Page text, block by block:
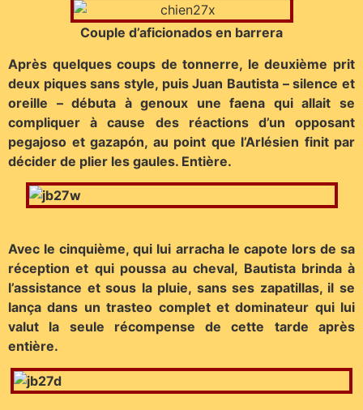
Couple d’aficionados en barrera
Après quelques coups de tonnerre, le deuxième prit
deux piques sans style, puis Juan Bautista – silence et
oreille – débuta à genoux une faena qui allait se
compliquer à cause des réactions d’un opposant
pegajoso et gazapón, au point que l’Arlésien finit par
décider de plier les gaules. Entière.
Avec le cinquième, qui lui arracha le capote lors de sa
réception et qui poussa au cheval, Bautista brinda à
l’assistance et sous la pluie, sans ses zapatillas, il se
lança dans un trasteo complet et dominateur qui lui
valut la seule récompense de cette tarde après
entière.